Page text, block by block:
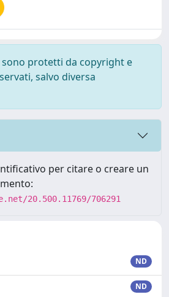
sono protetti da copyright e
salvo diversa
per citare o creare un
20.500.11769/706291
ND
ND